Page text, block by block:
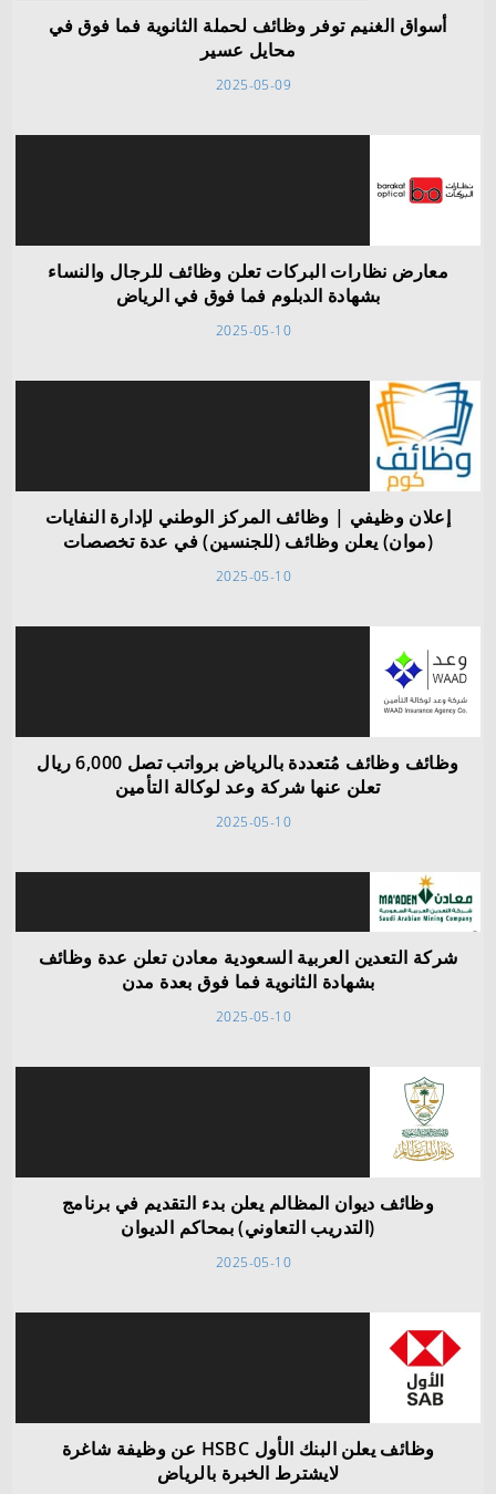
أسواق الغنيم توفر وظائف لحملة الثانوية فما فوق في
محايل عسير
2025-05-09
معارض نظارات البركات تعلن وظائف للرجال والنساء
بشهادة الدبلوم فما فوق في الرياض
2025-05-10
إعلان وظيفي | وظائف المركز الوطني لإدارة النفايات
(موان) يعلن وظائف (للجنسين) في عدة تخصصات
2025-05-10
وظائف وظائف مُتعددة بالرياض برواتب تصل 6,000 ريال
تعلن عنها شركة وعد لوكالة التأمين
2025-05-10
شركة التعدين العربية السعودية معادن تعلن عدة وظائف
بشهادة الثانوية فما فوق بعدة مدن
2025-05-10
وظائف ديوان المظالم يعلن بدء التقديم في برنامج
(التدريب التعاوني) بمحاكم الديوان
2025-05-10
وظائف يعلن البنك الأول HSBC عن وظيفة شاغرة
لايشترط الخبرة بالرياض